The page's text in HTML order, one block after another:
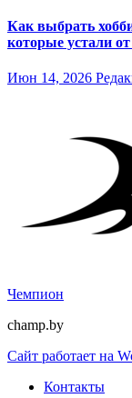
Как выбрать
которые устали от
Июн 14, 2026
Чемпион
champ.by
Сайт работает на
Контакты